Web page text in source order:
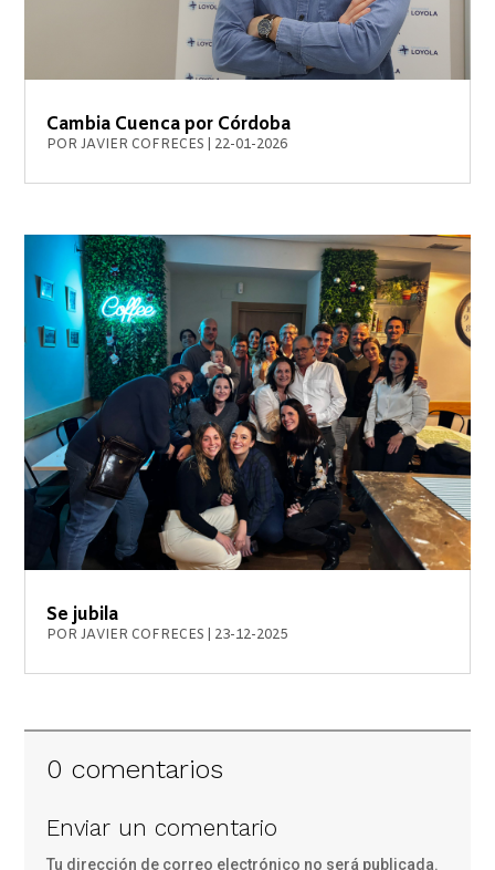
Cambia Cuenca por Córdoba
PORJAVIER COFRECES 22-01-2026
Se jubila
PORJAVIER COFRECES 23-12-2025
0 comentarios
Enviar un comentario
Tu dirección de correo electrónico no será publicada.